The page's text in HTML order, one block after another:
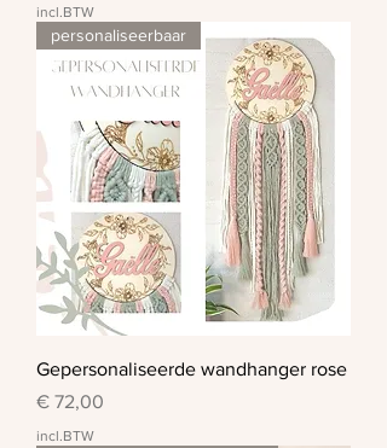
incl.BTW
personaliseerbaar
Gepersonaliseerde wandhanger rose
Prijs
€ 72,00
incl.BTW